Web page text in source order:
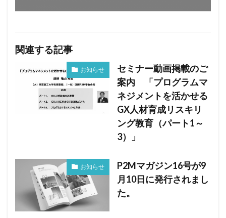
関連する記事
お知らせ
セミナー動画掲載のご
案内 「プログラムマ
ネジメントを活かせる
GX人材育成リスキリ
ング教育（パート1～
3）」
お知らせ
P2Mマガジン16号が9
月10日に発行されまし
た。